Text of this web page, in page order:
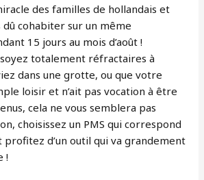
des familles de hollandais et
dû cohabiter sur un même
15 jours au mois d’août !
totalement réfractaires à
dans une grotte, ou que votre
loisir et n’ait pas vocation à être
cela ne vous semblera pas
choisissez un PMS qui correspond
d’un outil qui va grandement
!